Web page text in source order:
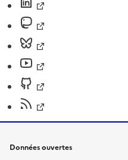
Données ouvertes